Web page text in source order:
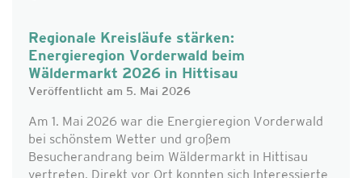
Regionale Kreisläufe stärken:
Energieregion Vorderwald beim
Wäldermarkt 2026 in Hittisau
Veröffentlicht am 5. Mai 2026
Am 1. Mai 2026 war die Energieregion Vorderwald
bei schönstem Wetter und großem
Besucherandrang beim Wäldermarkt in Hittisau